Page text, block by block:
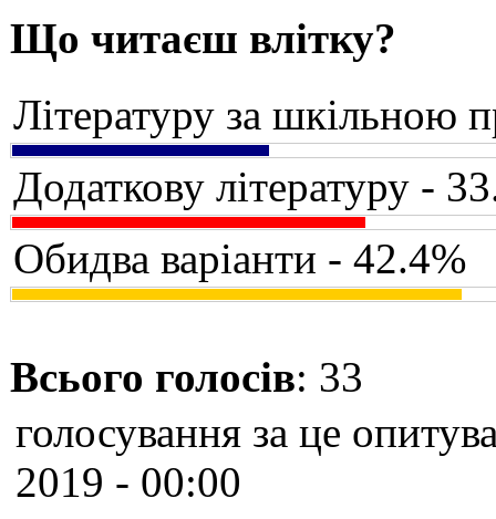
Що читаєш влітку?
Літературу за шкільною
Додаткову літературу -
Обидва варіанти - 42.4%
Всього голосів: 33
голосування за це
2019 - 00:00